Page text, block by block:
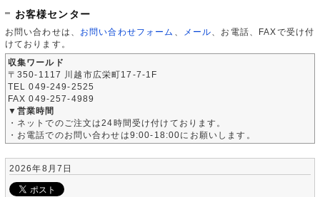
お客様センター
お問い合わせは、 お問い合わせフォーム メール 、お電話、FAXで受け付
けております。
収集ワールド
〒350-1117 川越市広栄町17-7-1F
TEL 049-249-2525
FAX 049-257-4989
▼営業時間
・ネットでのご注文は24時間受け付けております。
・お電話でのお問い合わせは9:00-18:00にお願いします。
2026年8月7日